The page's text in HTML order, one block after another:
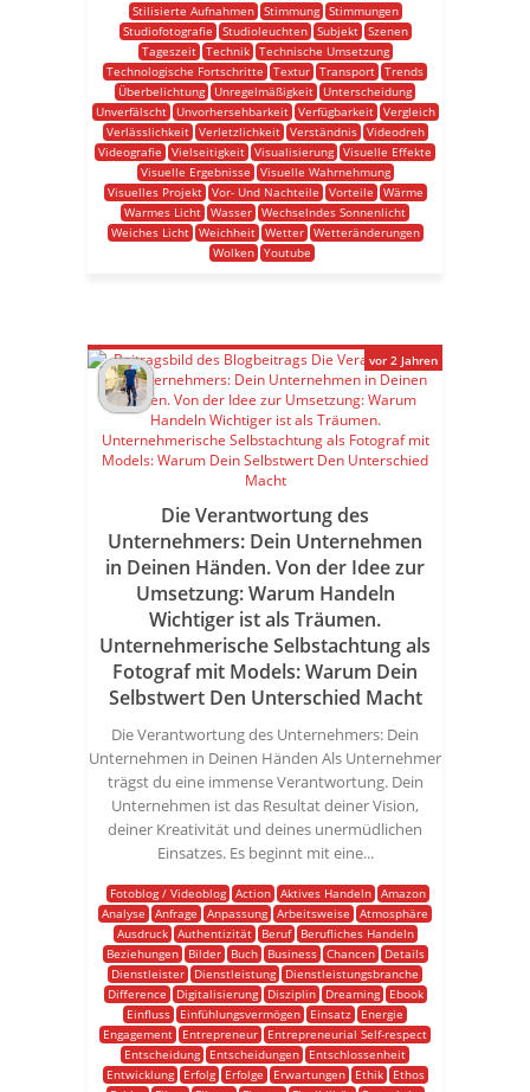
Stilisierte Aufnahmen
Stimmung
Stimmungen
Studiofotografie
Studioleuchten Subjekt
Szenen
Tageszeit
Technik
Technische Umsetzung
Technologische Fortschritte
Textur Transport Trends
Überbelichtung
Unregelmäßigkeit
Unterscheidung
Unverfälscht
Unvorhersehbarkeit Verfügbarkeit
Vergleich
Verlässlichkeit
Verletzlichkeit Verständnis
Videodreh
Videografie
Vielseitigkeit Visualisierung Visuelle Effekte
Visuelle Ergebnisse
Visuelle Wahrnehmung
Visuelles Projekt
Vor- Und Nachteile Vorteile
Wärme
Warmes Licht Wasser Wechselndes Sonnenlicht
Weiches Licht
Weichheit Wetter
Wetteränderungen
Wolken Youtube
Die Verantwortung des
Unternehmers: Dein Unternehmen
in Deinen Händen. Von der Idee zur
Umsetzung: Warum Handeln
Wichtiger ist als Träumen.
Unternehmerische Selbstachtung als
Fotograf mit Models: Warum Dein
Selbstwert Den Unterschied Macht
Die Verantwortung des Unternehmers: Dein
Unternehmen in Deinen Händen Als Unternehmer
trägst du eine immense Verantwortung. Dein
Unternehmen ist das Resultat deiner Vision,
deiner Kreativität und deines unermüdlichen
Einsatzes. Es beginnt mit eine...
Fotoblog / Videoblog Action Aktives Handeln Amazon
Analyse
Anfrage Anpassung Arbeitsweise
Atmosphäre
Ausdruck
Authentizität Beruf
Berufliches Handeln
Beziehungen
Bilder Buch Business Chancen
Details
Dienstleister
Dienstleistung
Dienstleistungsbranche
Difference
Digitalisierung Disziplin Dreaming
Ebook
Einfluss
Einfühlungsvermögen Einsatz
Energie
Engagement
Entrepreneur
Entrepreneurial Self-respect
Entscheidung
Entscheidungen
Entschlossenheit
Entwicklung
Erfolg Erfolge Erwartungen Ethik
Ethos
vor 2 Jahren